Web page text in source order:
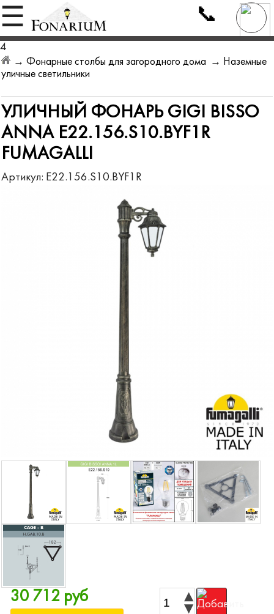
☰ 📞
4
→Фонарные столбы для загородного дома → Наземные
уличные светильники
УЛИЧНЫЙ ФОНАРЬ GIGI BISSO
ANNA E22.156.S10.BYF1R
FUMAGALLI
Артикул: E22.156.S10.BYF1R
30 712 руб